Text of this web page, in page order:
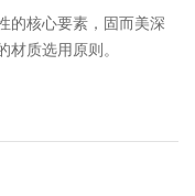
的核心要素，固而美深
质选用原则。